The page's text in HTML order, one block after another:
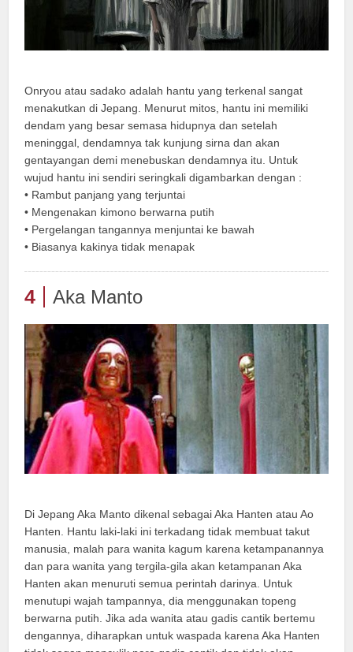
Onryou atau sadako adalah hantu yang terkenal sangat
menakutkan di Jepang. Menurut mitos, hantu ini memiliki
dendam yang besar semasa hidupnya dan setelah
meninggal, dendamnya tak kunjung sirna dan akan
gentayangan demi menebuskan dendamnya itu. Untuk
wujud hantu ini sendiri seringkali digambarkan dengan :
• Rambut panjang yang terjuntai
• Mengenakan kimono berwarna putih
• Pergelangan tangannya menjuntai ke bawah
• Biasanya kakinya tidak menapak
4 Aka Manto
Di Jepang Aka Manto dikenal sebagai Aka Hanten atau Ao
Hanten. Hantu laki-laki ini terkadang tidak membuat takut
manusia, malah para wanita kagum karena ketampanannya
dan para wanita yang tergila-gila akan ketampanan Aka
Hanten akan menuruti semua perintah darinya. Untuk
menutupi wajah tampannya, dia menggunakan topeng
berwarna putih. Jika ada wanita atau gadis cantik bertemu
dengannya, diharapkan untuk waspada karena Aka Hanten